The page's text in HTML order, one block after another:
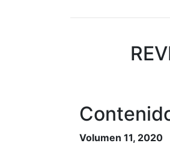
Volumen 11, 2020